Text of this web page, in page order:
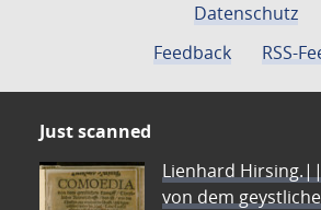
Datenschutz
Feedback
RSS-
Just scanned
Lienhard
von dem